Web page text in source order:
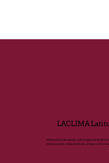
LACLIMA
Mantenha-se atualizado sobre a agenda climática!
temas quentes, dicas de estudo, artigos e